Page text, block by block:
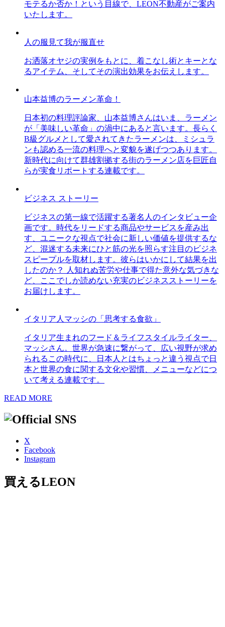
モテるか否か！という目線で、LEON不動産がご案内
いたします。
人の服見て我が服直せ
お洒落オヤジの実例をもとに、着こなし術とキーとな
るアイテム、そしてその演出効果をお伝えします。
山本益博のラーメン革命！
日本初の料理評論家、山本益博さんはいま、ラーメン
が「美味しい革命」の渦中にあると言います。長らく
B級グルメとして愛されてきたラーメンは、ミシュラ
ンも認める一流の料理へと変貌を遂げつつあります。
新時代に向けて群雄割拠する街のラーメン店を巨匠自
らが実食リポートする連載です。
ビジネス ストーリー
ビジネスの第一線で活躍する著名人のインタビュー企
画です。時代をリードする商品やサービスを産み出
す、ユニークな視点で社会に新しい価値を提供するな
ど、混迷する未来にひと筋の光を照らす注目のビジネ
スピープルを取材します。彼らはいかにして結果を出
したのか？ 人知れぬ苦労や仕事で得た意外な気づきな
ど、ここでしか読めない充実のビジネスストーリーを
お届けします。
イタリア人マッシの「思考する食欲」
イタリア生まれのフード＆ライフスタイルライター、
マッシさん。世界が急速に繋がって、広い視野が求め
られるこの時代に、日本人とはちょっと違う視点で日
本と世界の食に関する文化や習慣、メニューなどにつ
いて考える連載です。
READ MORE
X
Facebook
Instagram
買えるLEON